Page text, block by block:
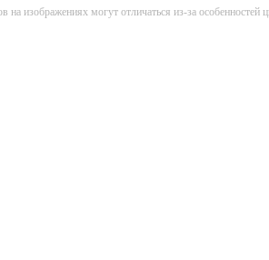
на изображениях могут отличаться из-за особенностей